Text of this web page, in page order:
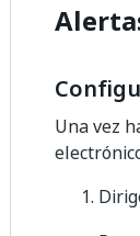
Una vez